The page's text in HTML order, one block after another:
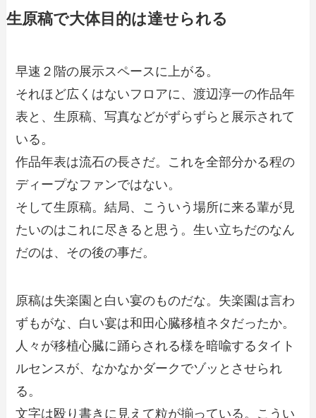
生原稿で大体目的は達せられる
早速２階の展示スペースに上がる。
それほど広くはないフロアに、渡辺淳一の作品年
表と、生原稿、写真などがずらずらと展示されて
いる。
作品年表は流石の長さだ。これを全部分かる程の
ディープなファンではない。
そして生原稿。結局、こういう場所に来る輩が見
たいのはこれに尽きると思う。生い立ちだのなん
だのは、その後の事だ。
原稿は失楽園と白い宴のものだな。失楽園は言わ
ずもがな、白い宴は和田心臓移植ネタだったか。
人々が移植心臓に踊らされる様を暗喩するタイト
ルセンスが、なかなかダークでゾッとさせられ
る。
文字は殴り書きに見えて粒が揃っている。こうい